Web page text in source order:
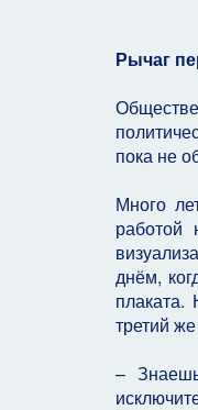
Рычаг
пока не
Много
работой
днём,
третий
–